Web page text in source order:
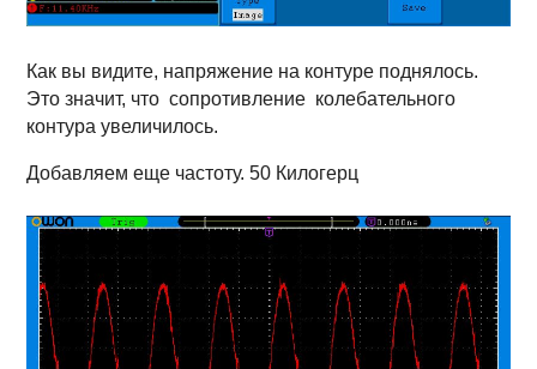
Как вы видите, напряжение на контуре поднялось.
Это значит, что сопротивление колебательного
контура увеличилось.
Добавляем еще частоту. 50 Килогерц